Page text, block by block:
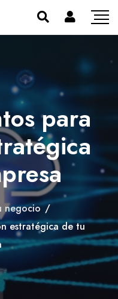
para
negocio /
estratégica de tu